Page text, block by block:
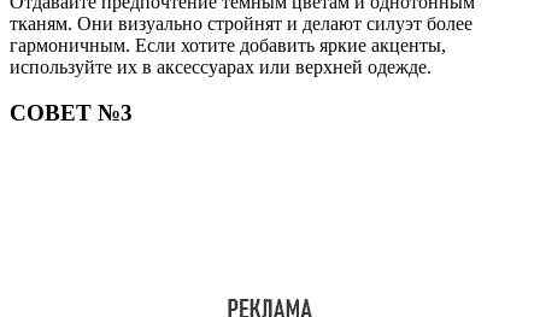
тканям. Они визуально стройнят и делают силуэт более
гармоничным. Если хотите добавить яркие акценты,
используйте их в аксессуарах или верхней одежде.
СОВЕТ №3